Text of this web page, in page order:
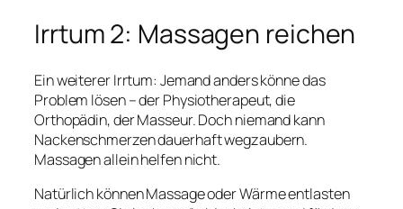
Irrtum 2: Massagen reichen
Ein weiterer Irrtum: Jemand anders könne das
Problem lösen – der Physiotherapeut, die
Orthopädin, der Masseur. Doch niemand kann
Nackenschmerzen dauerhaft wegzaubern.
Massagen allein helfen nicht.
Natürlich können Massage oder Wärme entlasten